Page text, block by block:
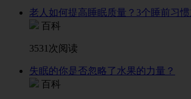
老人如何提高睡眠质量？3个睡前习
百科
3531次阅读
失眠的你是否忽略了水果的力量？
百科